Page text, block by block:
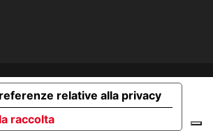
raccolta
relative alla privacy